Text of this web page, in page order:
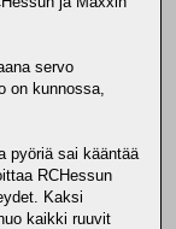
servo
on kunnossa,
pyöriä sai kääntää
RCHessun
Kaksi
kaikki ruuvit